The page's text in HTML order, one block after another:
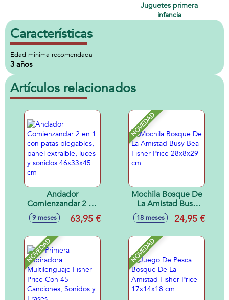
Juguetes primera
infancia
Características
Edad minima recomendada
3 años
Artículos relacionados
Andador
Comienzandar 2 en
1 con patas
plegables, panel
sonidos 46x33x45
cm
9 meses 63,95 €
NOVEDAD
Mochila Bosque De
La Amistad Busy
Bea Fisher-Price
28x8x29 cm
18 meses 24,95 €
NOVEDAD NOVEDAD